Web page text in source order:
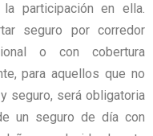
participación en ella.
seguro por corredor
o con cobertura
para aquellos que no
seguro, será obligatoria
un seguro de día con